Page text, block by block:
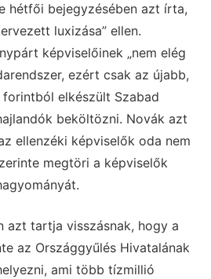
hétfői bejegyzésében azt írta,
luxizása” ellen.
képviselőinek „nem elég
ezért csak az újabb,
elkészült Szabad
beköltözni. Novák azt
ellenzéki képviselők oda nem
megtöri a képviselők
azt tartja visszásnak, hogy a
az Országgyűlés Hivatalának
ami több tízmillió